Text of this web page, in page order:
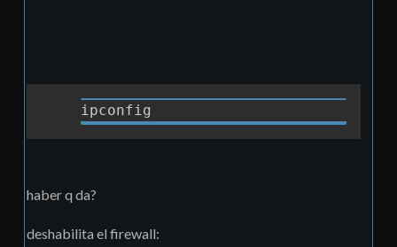
ipconfig
haber q da?
deshabilita el firewall: